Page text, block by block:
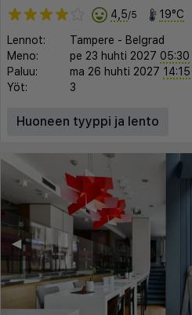
4,5/5 19°C
Lennot: Tampere - Belgrad
Meno:
pe 23 huhti 2027 05:30
Paluu:
ma 26 huhti 2027 14:15
Yöt:
3
Huoneen tyyppi ja lento
◀︎